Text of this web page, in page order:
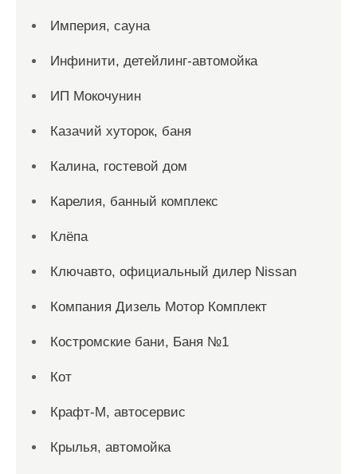
Империя, сауна
Инфинити, детейлинг-автомойка
ИП Мокочунин
Казачий хуторок, баня
Калина, гостевой дом
Карелия, банный комплекс
Клёпа
Ключавто, официальный дилер Nissan
Компания Дизель Мотор Комплект
Костромские бани, Баня №1
Кот
Крафт-М, автосервис
Крылья, автомойка